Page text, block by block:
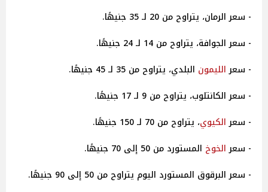
- سعر الرمان، يتراوح من 20 لـ 35 جنيهًا.
- سعر الجوافة، يتراوح من 14 لـ 24 جنيهًا.
- سعرالليمون البلدي، يتراوح من 35 لـ 45 جنيهًا.
- سعر الكانتلوب، يتراوح من 9 لـ 17 جنيهًا.
- سعرالكيوي، يتراوح من 70 لـ 150 جنيهًا.
- سعرالخوخ المستورد من 50 إلى 70 جنيهًا.
- سعر البرقوق المستورد اليوم يتراوح من 50 إلى 90 جنيهًا.